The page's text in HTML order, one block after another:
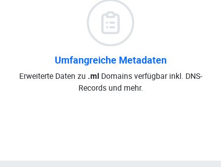
Umfangreiche Metadaten
Erweiterte Daten zu .mlDomains verfügbar inkl. DNS-
Records und mehr.